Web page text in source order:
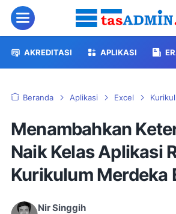
Menu
AKREDITASI APLIKASI
Beranda Aplikasi Excel
Menambahkan
Naik Kelas Aplikasi
Kurikulum Merdeka
Nir Singgih